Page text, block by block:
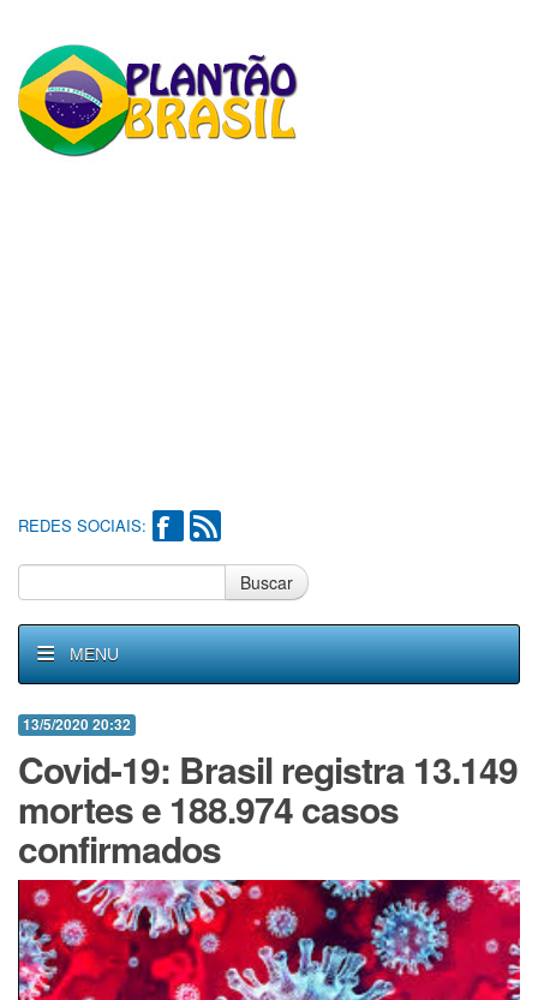
REDES SOCIAIS:
Buscar
MENU
13/5/2020 20:32
Covid-19: Brasil registra 13.149
mortes e 188.974 casos
confirmados